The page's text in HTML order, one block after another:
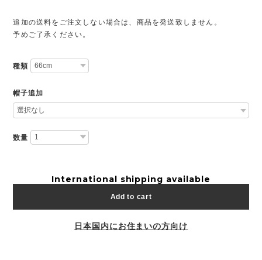
追加の送料をご注文しない場合は、商品を発送致しません。
予めご了承ください。
種類
帽子追加
数量
International shipping available
Add to cart
日本国内にお住まいの方向け